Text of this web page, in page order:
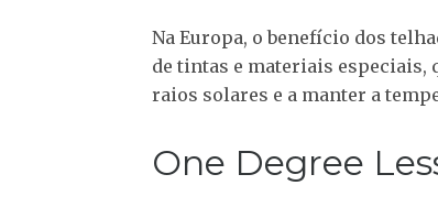
Na Europa, o benefício dos
de tintas e materiais
raios solares e a manter a
One Degree